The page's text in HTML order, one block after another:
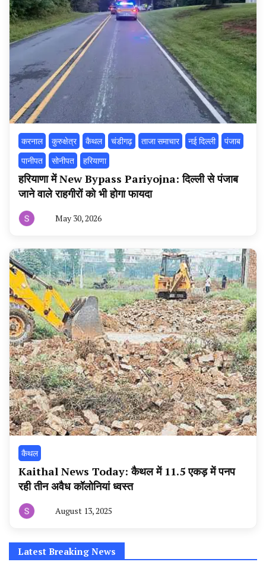
करनाल कुरुक्षेत्र कैथल चंडीगढ़ ताजा समाचार नई दिल्ली
पंजाब
पानीपत
सोनीपत हरियाणा
हरियाणा में New Bypass Pariyojna: दिल्ली से पंजाब
जाने वाले राहगीरों को भी होगा फायदा
टूडे
May 30, 2026
कैथल
Kaithal News Today: कैथल में 11.5 एकड़ में पनप
रही तीन अवैध कॉलोनियां ध्वस्त
August 13, 2025
Latest Breaking News